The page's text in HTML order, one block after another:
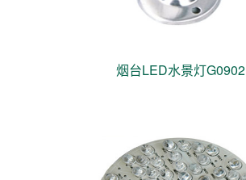
烟台LED水景灯G0902